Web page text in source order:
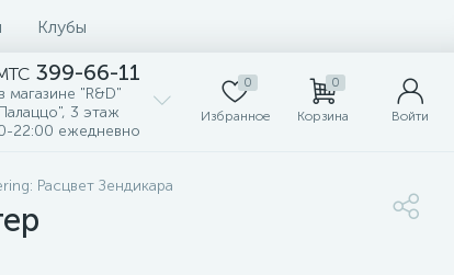
Клубы
399-66-11
магазине "R&D"
3 этаж
22:00 ежедневно
0
Избранное
0
Корзина Войти
Расцвет Зендикара